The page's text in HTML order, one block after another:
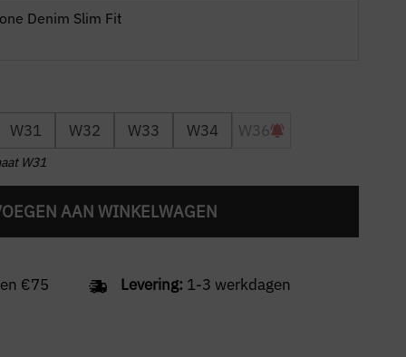
Denim Slim Fit
W31 W32 W33 W34 W36
W31
AAN WINKELWAGEN
€75 Levering: 1-3 werkdagen